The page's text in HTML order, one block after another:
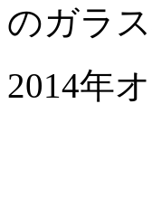
のガラ
2014年